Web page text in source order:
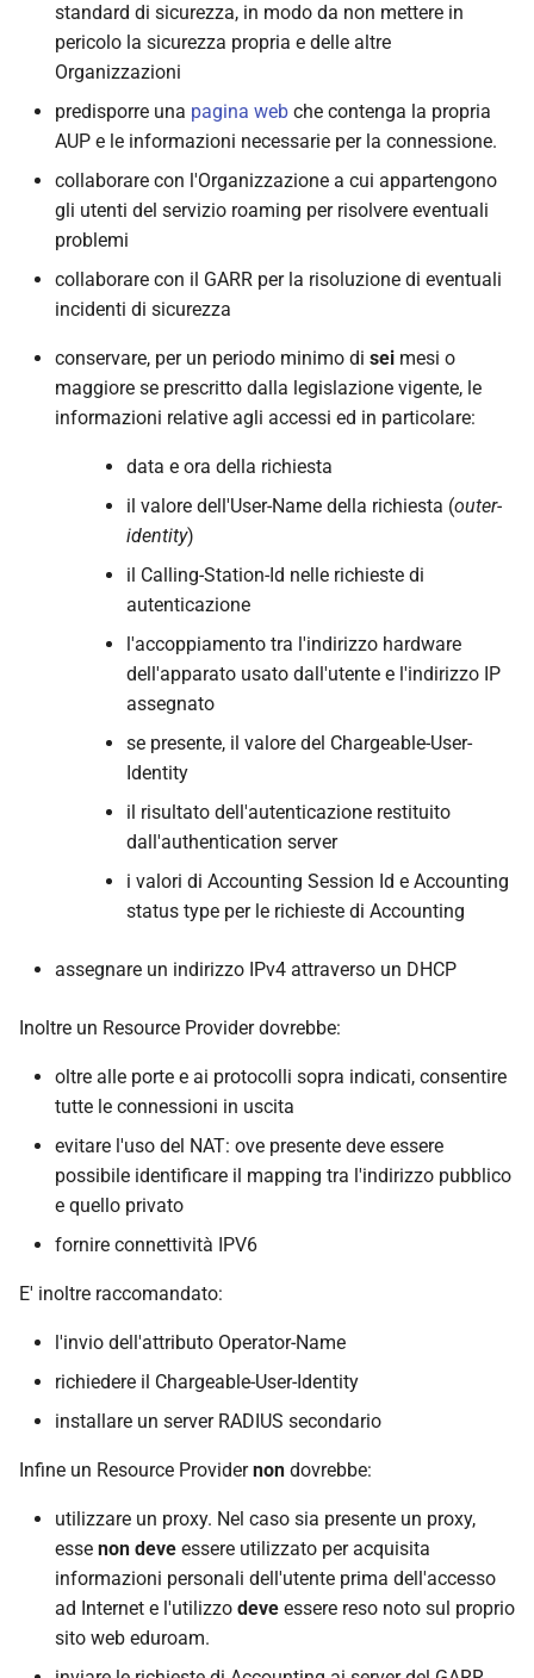
standard di sicurezza, in modo da non mettere in
pericolo la sicurezza propria e delle altre
Organizzazioni
predisporre una pagina web che contenga la propria
AUP e le informazioni necessarie per la connessione.
collaborare con l'Organizzazione a cui appartengono
gli utenti del servizio roaming per risolvere eventuali
problemi
collaborare con il GARR per la risoluzione di eventuali
incidenti di sicurezza
conservare, per un periodo minimo di sei mesi o
maggiore se prescritto dalla legislazione vigente, le
informazioni relative agli accessi ed in particolare:
data e ora della richiesta
il valore dell'User-Name della richiesta (outer-
identity)
il Calling-Station-Id nelle richieste di
autenticazione
l'accoppiamento tra l'indirizzo hardware
dell'apparato usato dall'utente e l'indirizzo IP
assegnato
se presente, il valore del Chargeable-User-
Identity
il risultato dell'autenticazione restituito
dall'authentication server
i valori di Accounting Session Id e Accounting
status type per le richieste di Accounting
assegnare un indirizzo IPv4 attraverso un DHCP
Inoltre un Resource Provider dovrebbe:
oltre alle porte e ai protocolli sopra indicati, consentire
tutte le connessioni in uscita
evitare l'uso del NAT: ove presente deve essere
possibile identificare il mapping tra l'indirizzo pubblico
e quello privato
fornire connettività IPV6
E' inoltre raccomandato:
l'invio dell'attributo Operator-Name
richiedere il Chargeable-User-Identity
installare un server RADIUS secondario
Infine un Resource Providernon dovrebbe:
utilizzare un proxy. Nel caso sia presente un proxy,
esse non deve essere utilizzato per acquisita
informazioni personali dell'utente prima dell'accesso
ad Internet e l'utilizzo deve essere reso noto sul proprio
sito web eduroam.